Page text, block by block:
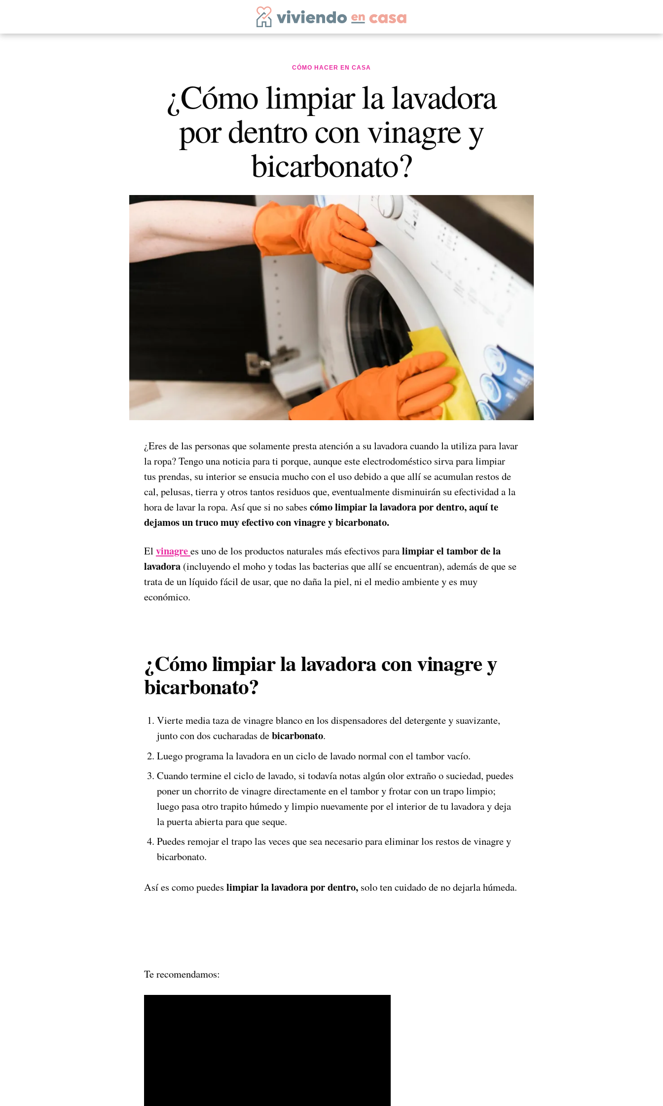
CÓMO HACER EN CASA
¿Cómo limpiar la lavadora
por dentro con vinagre y
bicarbonato?
¿Eres de las personas que solamente presta atención a su lavadora cuando la utiliza para lavar
la ropa? Tengo una noticia para ti porque, aunque este electrodoméstico sirva para limpiar
tus prendas, su interior se ensucia mucho con el uso debido a que allí se acumulan restos de
cal, pelusas, tierra y otros tantos residuos que, eventualmente disminuirán su efectividad a la
hora de lavar la ropa. Así que si no sabes cómo limpiar la lavadora por dentro, aquí te
dejamos un truco muy efectivo con vinagre y bicarbonato.
El vinagrees uno de los productos naturales más efectivos paralimpiar el tambor de la
lavadora (incluyendo el moho y todas las bacterias que allí se encuentran), además de que se
trata de un líquido fácil de usar, que no daña la piel, ni el medio ambiente y es muy
económico.
¿Cómo limpiar la lavadora con vinagre y
bicarbonato?
Vierte media taza de vinagre blanco en los dispensadores del detergente y suavizante,
junto con dos cucharadas debicarbonato.
Luego programa la lavadora en un ciclo de lavado normal con el tambor vacío.
Cuando termine el ciclo de lavado, si todavía notas algún olor extraño o suciedad, puedes
poner un chorrito de vinagre directamente en el tambor y frotar con un trapo limpio;
luego pasa otro trapito húmedo y limpio nuevamente por el interior de tu lavadora y deja
la puerta abierta para que seque.
Puedes remojar el trapo las veces que sea necesario para eliminar los restos de vinagre y
bicarbonato.
Así es como puedes limpiar la lavadora por dentro, solo ten cuidado de no dejarla húmeda.
Te recomendamos: